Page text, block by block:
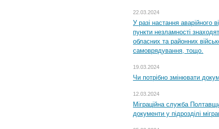
22.03.2024
У разі настання аварійного
пункти незламності
обласних та районних
самоврядування, тощо.
19.03.2024
Чи потрібно змінювати
12.03.2024
Міграційна служба
документи у підрозділі